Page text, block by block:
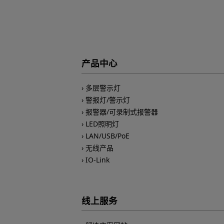
产品中心
多层警示灯
警报灯/警示灯
报警器/可录制式报警器
LED照明灯
LAN/USB/PoE
无线产品
IO-Link
线上服务